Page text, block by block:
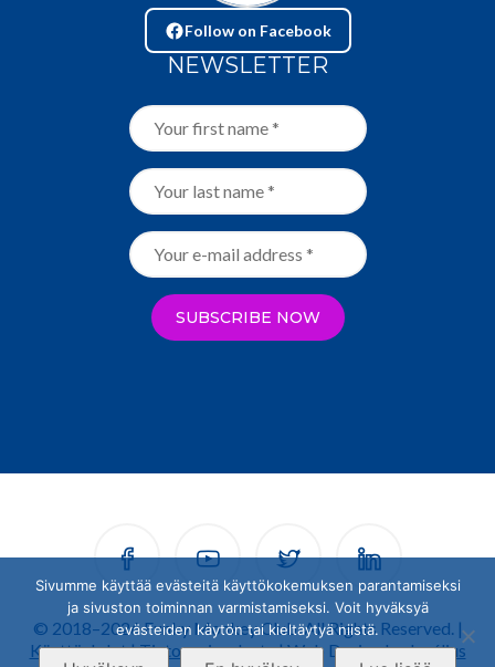
Follow on Facebook
NEWSLETTER
© 2018–2026 Funky Monkey Club. All Rights Reserved. |
Käyttöehdot|Tietosuojaseloste| Web Design byJusélius
Sivumme käyttää evästeitä käyttökokemuksen parantamiseksi
ja sivuston toiminnan varmistamiseksi. Voit hyväksyä
evästeiden käytön tai kieltäytyä niistä.